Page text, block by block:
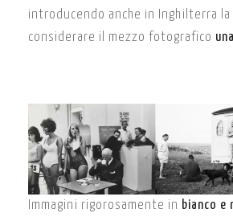
introducendo anche in Inghilterra
considerare il mezzo fotografico
Immagini rigorosamente in bianco e